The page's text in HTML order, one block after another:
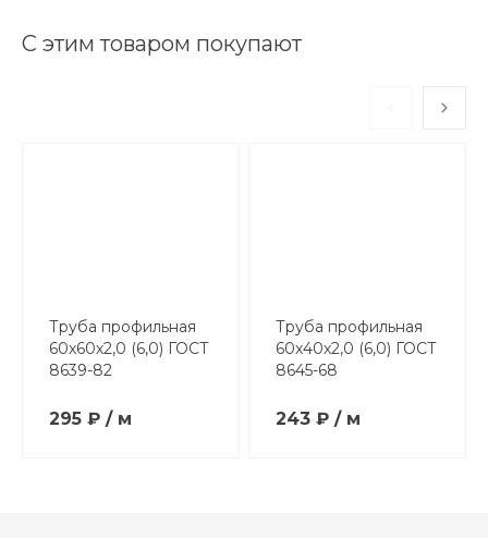
С этим товаром покупают
Труба профильная
60х60х2,0 (6,0) ГОСТ
8639-82
295 ₽ / м
Труба профильная
60х40х2,0 (6,0) ГОСТ
8645-68
243 ₽ / м